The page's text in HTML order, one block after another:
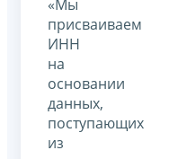
«Мы
присваиваем
ИНН
на
основании
данных,
поступающих
из